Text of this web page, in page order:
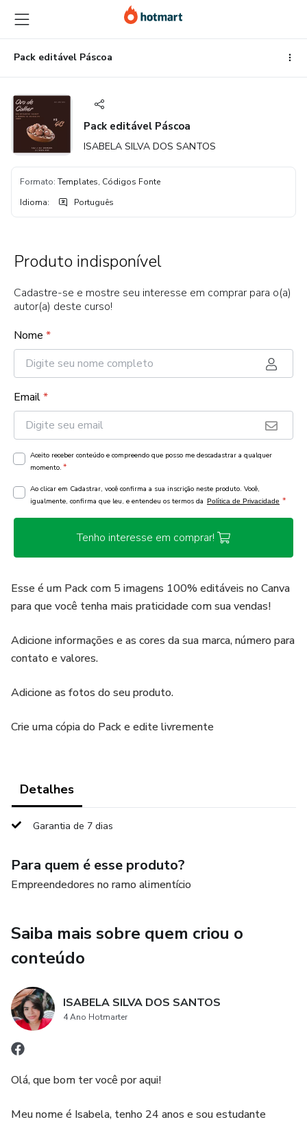
para
o
conteúdo
principal
para
o
pagamento
para
o
rodapé
Pack editável Páscoa
Pack editável Páscoa
ISABELA SILVA DOS SANTOS
Formato: Templates, Códigos Fonte
Idioma: Português
Produto indisponível
Cadastre-se e mostre seu interesse em comprar para o(a)
autor(a) deste curso!
Nome *
Email*
Aceito receber conteúdo e compreendo que posso me descadastrar a qualquer
momento. *
Ao clicar em Cadastrar, você confirma a sua inscrição neste produto. Você,
igualmente, confirma que leu, e entendeu os termos da Política de Privacidade *
Tenho interesse em comprar!
Esse é um Pack com 5 imagens 100% editáveis no Canva
para que você tenha mais praticidade com sua vendas!
Adicione informações e as cores da sua marca, número para
contato e valores.
Adicione as fotos do seu produto.
Crie uma cópia do Pack e edite livremente
Detalhes
Garantia de 7 dias
Para quem é esse produto?
Empreendedores no ramo alimentício
Saiba mais sobre quem criou o
conteúdo
ISABELA SILVA DOS SANTOS
4 Ano Hotmarter
Olá, que bom ter você por aqui!
Meu nome é Isabela, tenho 24 anos e sou estudante